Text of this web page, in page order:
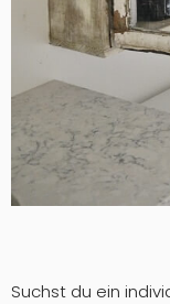
Suchst du ein